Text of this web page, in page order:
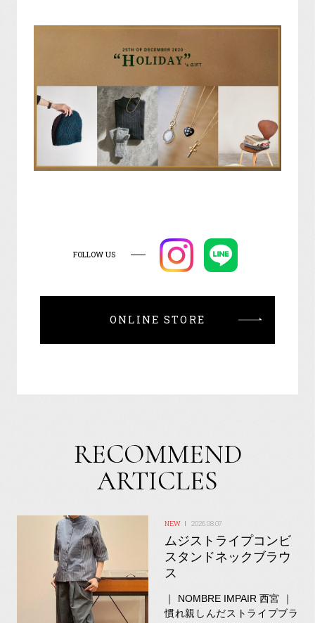
FOLLOW US
ONLINE STORE
RECOMMEND
ARTICLES
2026.08.07
ムジストライプコンビ
スタンドネックブラウ
ス
｜ NOMBRE IMPAIR 西宮 ｜
慣れ親しんだストライプブラ